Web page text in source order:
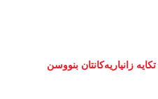
زانیاریەکانتان بنووسن